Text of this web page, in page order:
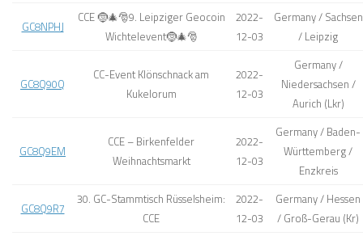
GC8NPHJ
CCE 🤶🎄🎅9. Leipziger Geocoin
Wichtelevent🤶🎄🎅
2022-
12-03
Germany / Sachsen
/ Leipzig
GC8Q90Q
CC-Event Klönschnack am
Kukelorum
2022-
12-03
Germany /
Niedersachsen /
Aurich (Lkr)
GC8Q9EM
CCE – Birkenfelder
Weihnachtsmarkt
2022-
12-03
Germany / Baden-
Württemberg /
Enzkreis
GC8Q9R7
30. GC-Stammtisch Rüsselsheim:
CCE
2022-
12-03
Germany / Hessen
/ Groß-Gerau (Kr)